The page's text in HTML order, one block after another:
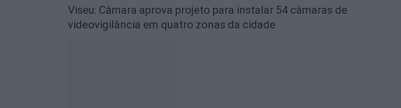
Viseu: Câmara aprova projeto para instalar 54 câmaras de
videovigilância em quatro zonas da cidade